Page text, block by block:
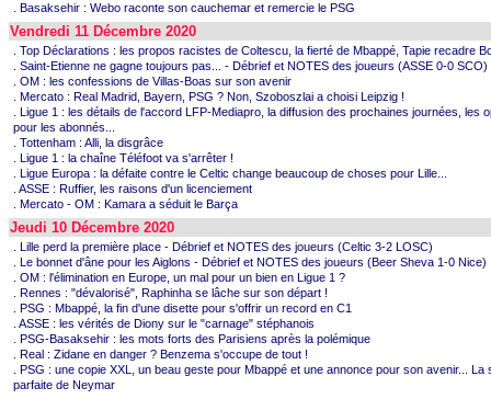
. Basaksehir : Webo raconte son cauchemar et remercie le PSG
Vendredi 11 Décembre 2020
. Top Déclarations : les propos racistes de Coltescu, la fierté de Mbappé, Tapie recadre
. Saint-Etienne ne gagne toujours pas... - Débrief et NOTES des joueurs (ASSE 0-0 SCO)
. OM : les confessions de Villas-Boas sur son avenir
. Mercato : Real Madrid, Bayern, PSG ? Non, Szoboszlai a choisi Leipzig !
. Ligue 1 : les détails de l'accord LFP-Mediapro, la diffusion des prochaines journées, les
pour les abonnés...
. Tottenham : Alli, la disgrâce
. Ligue 1 : la chaîne Téléfoot va s'arrêter !
. Ligue Europa : la défaite contre le Celtic change beaucoup de choses pour Lille...
. ASSE : Ruffier, les raisons d'un licenciement
. Mercato - OM : Kamara a séduit le Barça
Jeudi 10 Décembre 2020
. Lille perd la première place - Débrief et NOTES des joueurs (Celtic 3-2 LOSC)
. Le bonnet d'âne pour les Aiglons - Débrief et NOTES des joueurs (Beer Sheva 1-0 Nice)
. OM : l'élimination en Europe, un mal pour un bien en Ligue 1 ?
. Rennes : "dévalorisé", Raphinha se lâche sur son départ !
. PSG : Mbappé, la fin d'une disette pour s'offrir un record en C1
. ASSE : les vérités de Diony sur le "carnage" stéphanois
. PSG-Basaksehir : les mots forts des Parisiens après la polémique
. Real : Zidane en danger ? Benzema s'occupe de tout !
. PSG : une copie XXL, un beau geste pour Mbappé et une annonce pour son avenir... La
parfaite de Neymar